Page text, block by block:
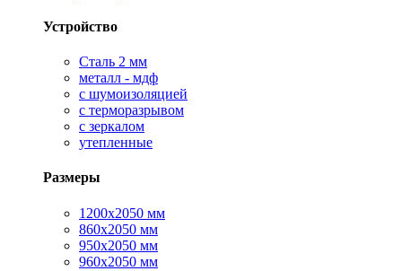
Устройство
Сталь 2 мм
металл - мдф
с шумоизоляцией
с терморазрывом
с зеркалом
утепленные
Размеры
1200х2050 мм
860х2050 мм
950х2050 мм
960х2050 мм